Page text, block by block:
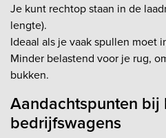
Je kunt rechtop staan in de
lengte).
Ideaal als je vaak spullen moet
Minder belastend voor je rug,
bukken.
Aandachtspunten bij
bedrijfswagens